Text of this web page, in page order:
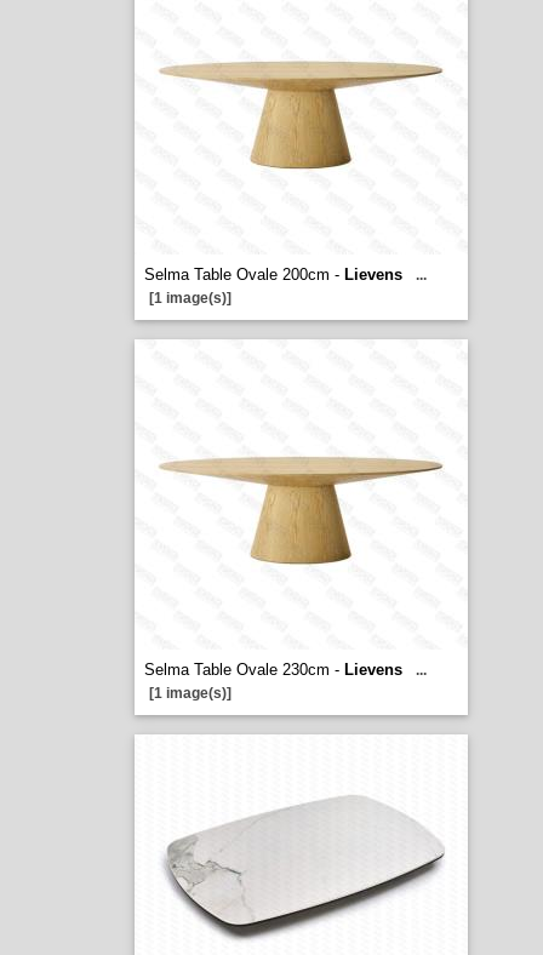
Selma Table Ovale 200cm - Lievens
...
[1 image(s)]
Selma Table Ovale 230cm - Lievens
...
[1 image(s)]